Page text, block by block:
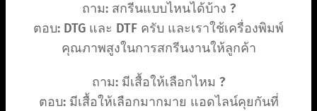
ถาม: สกรีนแบบไหนได้บ้าง ?
ตอบ: DTG และ DTF ครับ และเราใช้เครื่องพิมพ์
คุณภาพสูงในการสกรีนงานให้ลูกค้า
ถาม: มีเสื้อให้เลือกไหม ?
ตอบ: มีเสื้อให้เลือกมากมาย แอดไลน์คุยกันที่